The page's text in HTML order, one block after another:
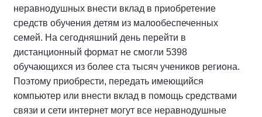
неравнодушных внести вклад в приобретение
средств обучения детям из малообеспеченных
семей. На сегодняшний день перейти в
дистанционный формат не смогли 5398
обучающихся из более ста тысяч учеников региона.
Поэтому приобрести, передать имеющийся
компьютер или внести вклад в помощь средствами
связи и сети интернет могут все неравнодушные